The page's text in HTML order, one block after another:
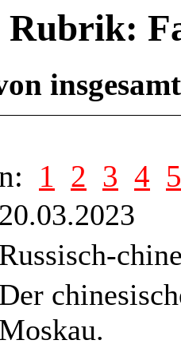
Rubrik:
1 2 3 4 5
20.03.2023
Russisch-
Der
Moskau.